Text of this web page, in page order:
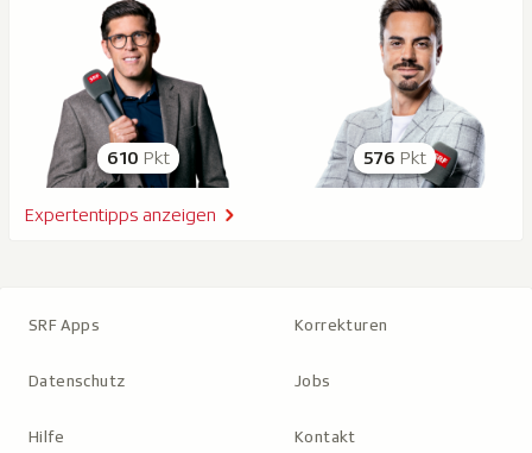
610 Pkt 576 Pkt
Expertentipps anzeigen
SRF Apps Korrekturen
Datenschutz Jobs
Hilfe Kontakt